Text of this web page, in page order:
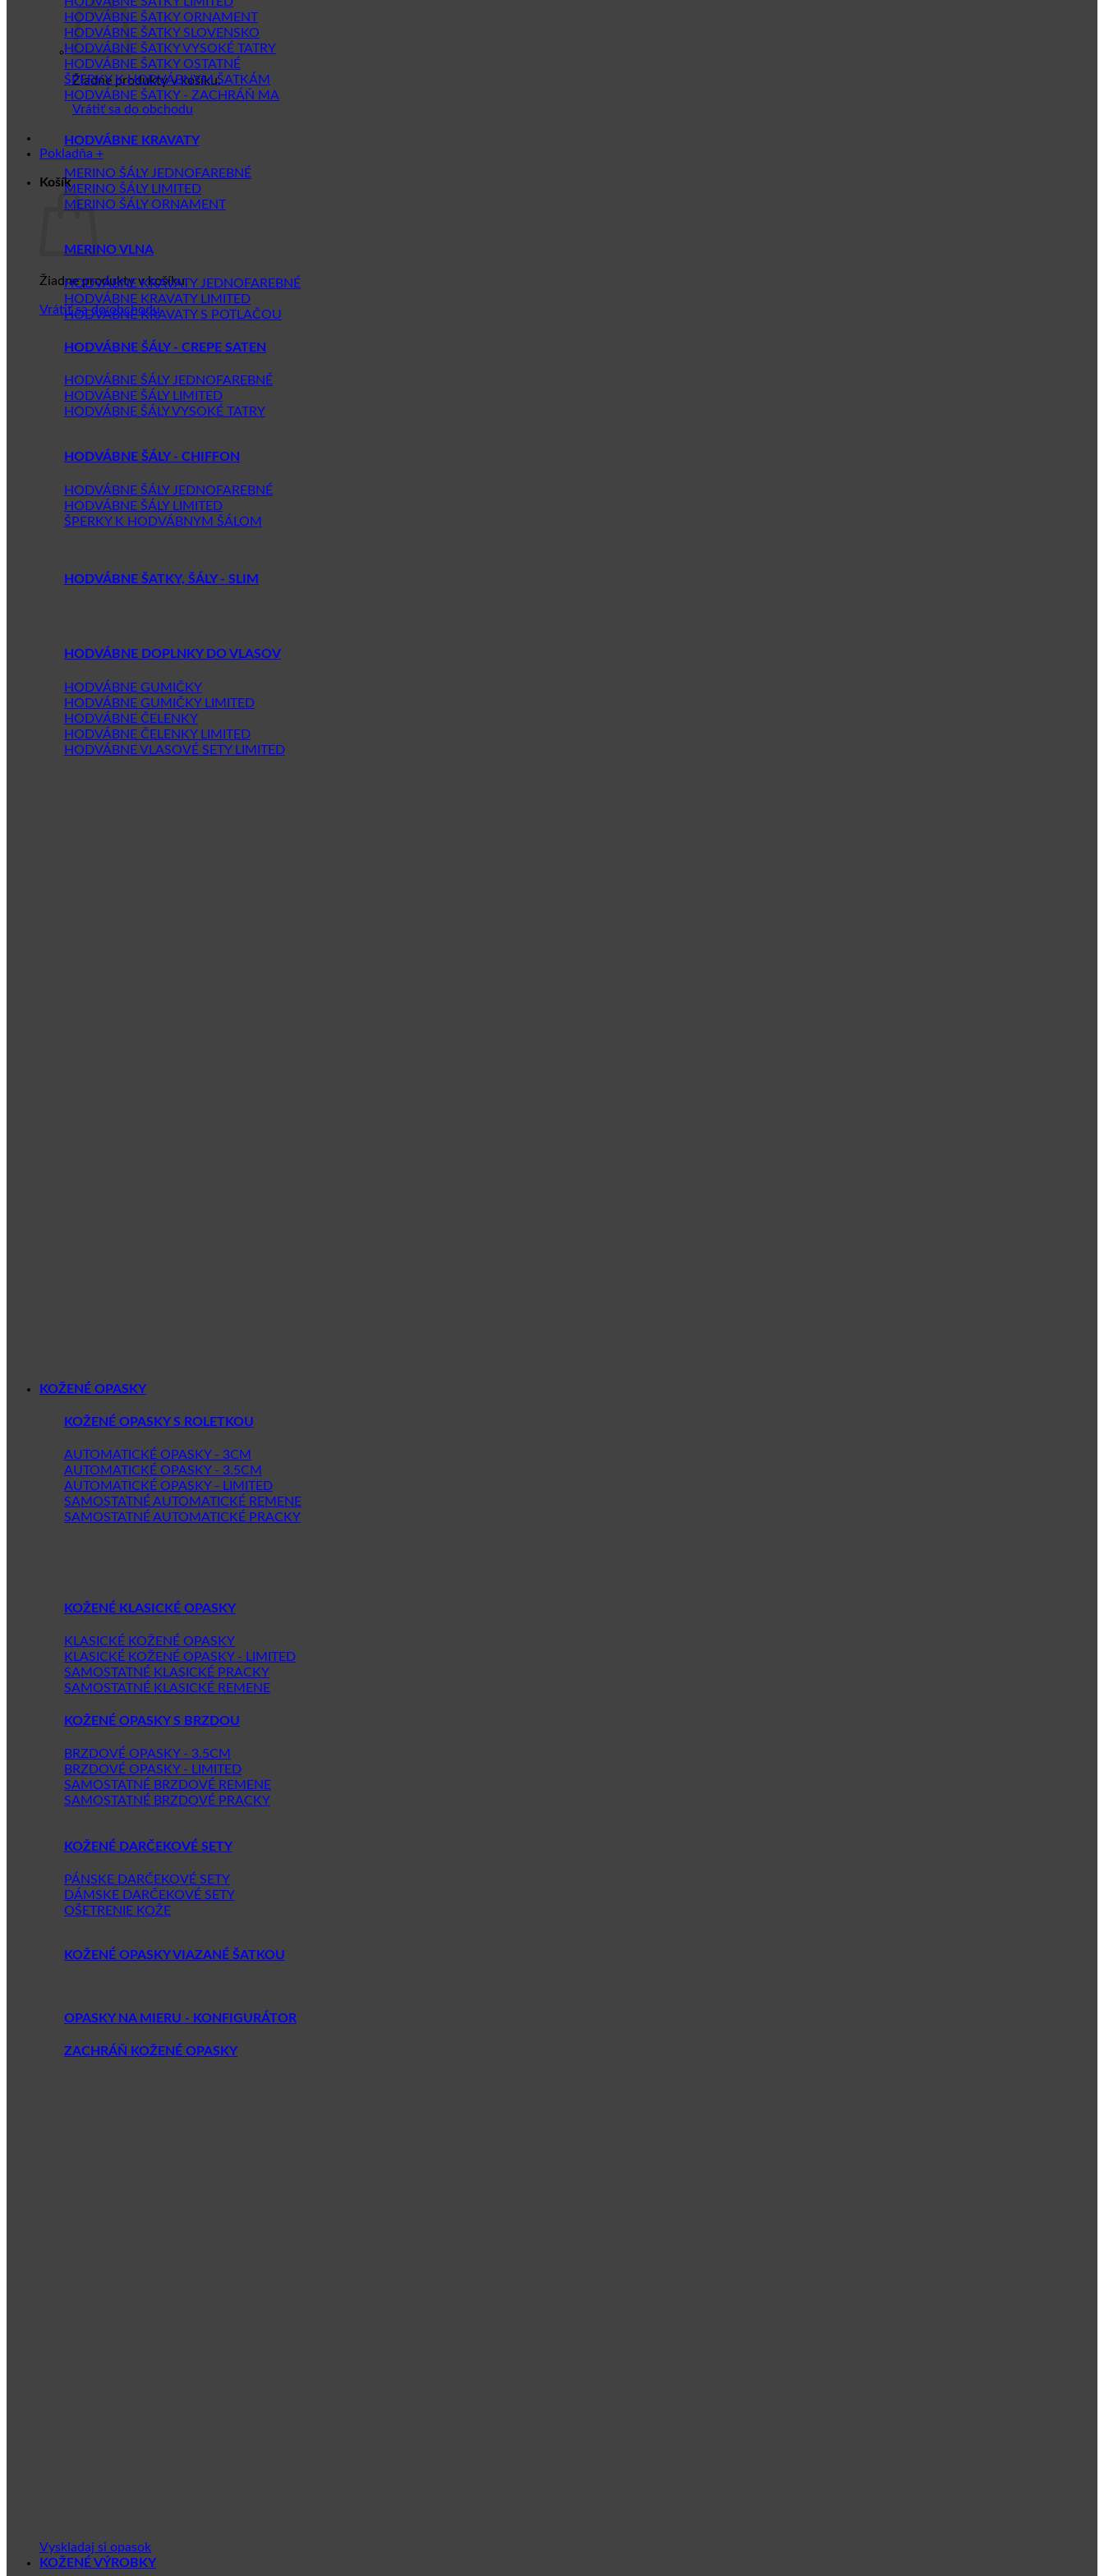
Žiadne produkty v košíku.
Vrátiť sa do obchodu
Pokladňa +
Košík
Žiadne produkty v košíku.
Vrátiť sa do obchodu
HODVÁBNE ŠATKY ORNAMENT
HODVÁBNE ŠATKY SLOVENSKO
HODVÁBNE ŠATKY VYSOKÉ TATRY
HODVÁBNE ŠATKY OSTATNÉ
ŠPERKY K HODVÁBNYM ŠATKÁM
HODVÁBNE ŠATKY - ZACHRÁŇ MA
HODVÁBNE KRAVATY
MERINO ŠÁLY JEDNOFAREBNÉ
MERINO ŠÁLY LIMITED
MERINO ŠÁLY ORNAMENT
MERINO VLNA
HODVÁBNE KRAVATY JEDNOFAREBNÉ
HODVÁBNE KRAVATY LIMITED
HODVÁBNE KRAVATY S POTLAČOU
HODVÁBNE ŠÁLY - CREPE SATEN
HODVÁBNE ŠÁLY JEDNOFAREBNÉ
HODVÁBNE ŠÁLY LIMITED
HODVÁBNE ŠÁLY VYSOKÉ TATRY
HODVÁBNE ŠÁLY - CHIFFON
HODVÁBNE ŠÁLY JEDNOFAREBNÉ
HODVÁBNE ŠÁLY LIMITED
ŠPERKY K HODVÁBNYM ŠÁLOM
HODVÁBNE ŠATKY, ŠÁLY - SLIM
HODVÁBNE DOPLNKY DO VLASOV
HODVÁBNE GUMIČKY
HODVÁBNE GUMIČKY LIMITED
HODVÁBNE ČELENKY
HODVÁBNE ČELENKY LIMITED
HODVÁBNE VLASOVÉ SETY LIMITED
KOŽENÉ OPASKY
KOŽENÉ OPASKY S ROLETKOU
AUTOMATICKÉ OPASKY - 3CM
AUTOMATICKÉ OPASKY - 3.5CM
AUTOMATICKÉ OPASKY - LIMITED
SAMOSTATNÉ AUTOMATICKÉ REMENE
SAMOSTATNÉ AUTOMATICKÉ PRACKY
KOŽENÉ KLASICKÉ OPASKY
KLASICKÉ KOŽENÉ OPASKY
KLASICKÉ KOŽENÉ OPASKY - LIMITED
SAMOSTATNÉ KLASICKÉ PRACKY
SAMOSTATNÉ KLASICKÉ REMENE
KOŽENÉ OPASKY S BRZDOU
BRZDOVÉ OPASKY - 3.5CM
BRZDOVÉ OPASKY - LIMITED
SAMOSTATNÉ BRZDOVÉ REMENE
SAMOSTATNÉ BRZDOVÉ PRACKY
KOŽENÉ DARČEKOVÉ SETY
PÁNSKE DARČEKOVÉ SETY
DÁMSKE DARČEKOVÉ SETY
OŠETRENIE KOŽE
KOŽENÉ OPASKY VIAZANÉ ŠATKOU
OPASKY NA MIERU - KONFIGURÁTOR
ZACHRÁŇ KOŽENÉ OPASKY
Vyskladaj si opasok
KOŽENÉ VÝROBKY